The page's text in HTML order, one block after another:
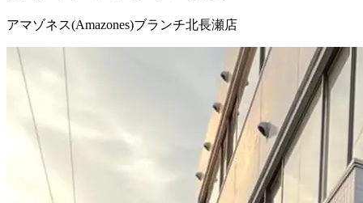
アマゾネス(Amazones)ブランチ北長瀬店